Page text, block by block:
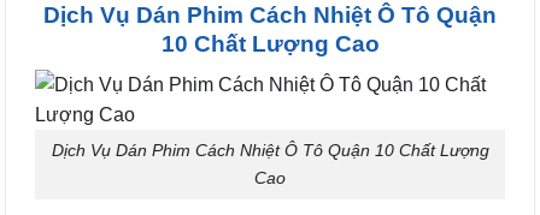
Dịch Vụ Dán Phim Cách Nhiệt Ô Tô Quận
10 Chất Lượng Cao
Dịch Vụ Dán Phim Cách Nhiệt Ô Tô Quận 10 Chất Lượng
Cao